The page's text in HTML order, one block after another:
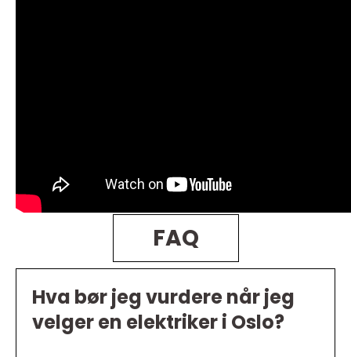
FAQ
Hva bør jeg vurdere når jeg
velger en elektriker i Oslo?